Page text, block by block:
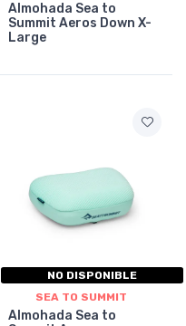
Almohada Sea to
Summit Aeros Down X-
Large
NO DISPONIBLE
SEA TO SUMMIT
Almohada Sea to